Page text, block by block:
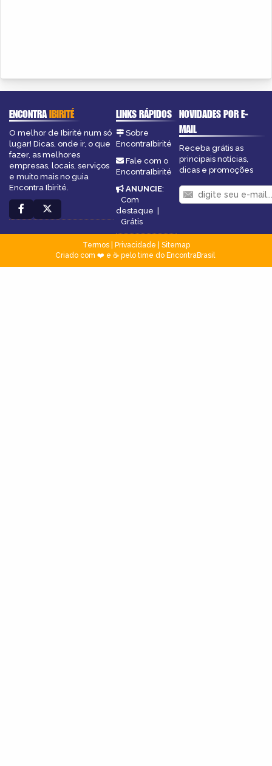
ENCONTRAIBIRITÉ
O melhor de Ibirité num só
lugar! Dicas, onde ir, o que
fazer, as melhores
empresas, locais, serviços
e muito mais no guia
Encontra Ibirité.
LINKS RÁPIDOS
Sobre
EncontraIbirité
Fale com o
EncontraIbirité
ANUNCIE:
Com
destaque |
Grátis
NOVIDADES POR E-
MAIL
Receba grátis as
principais notícias,
dicas e promoções
Termos| Privacidade
Sitemap
Criado com ❤️ e ☕ pelo time do EncontraBrasil